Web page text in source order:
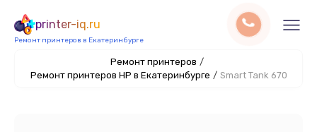
printer-iq.ru
Ремонт принтеров в Екатеринбурге
Ремонт принтеров /
Ремонт принтеров HP в Екатеринбурге / Smart Tank 670